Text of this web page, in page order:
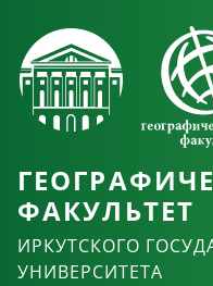
ФАКУЛЬТЕТ
ИРКУТСКОГО
УНИВЕРСИТЕТА